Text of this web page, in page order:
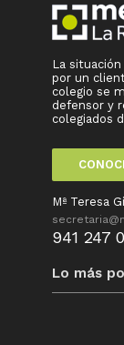
La
por un
colegio se
defensor y
colegiados
Mª Teresa
941 247
Lo más